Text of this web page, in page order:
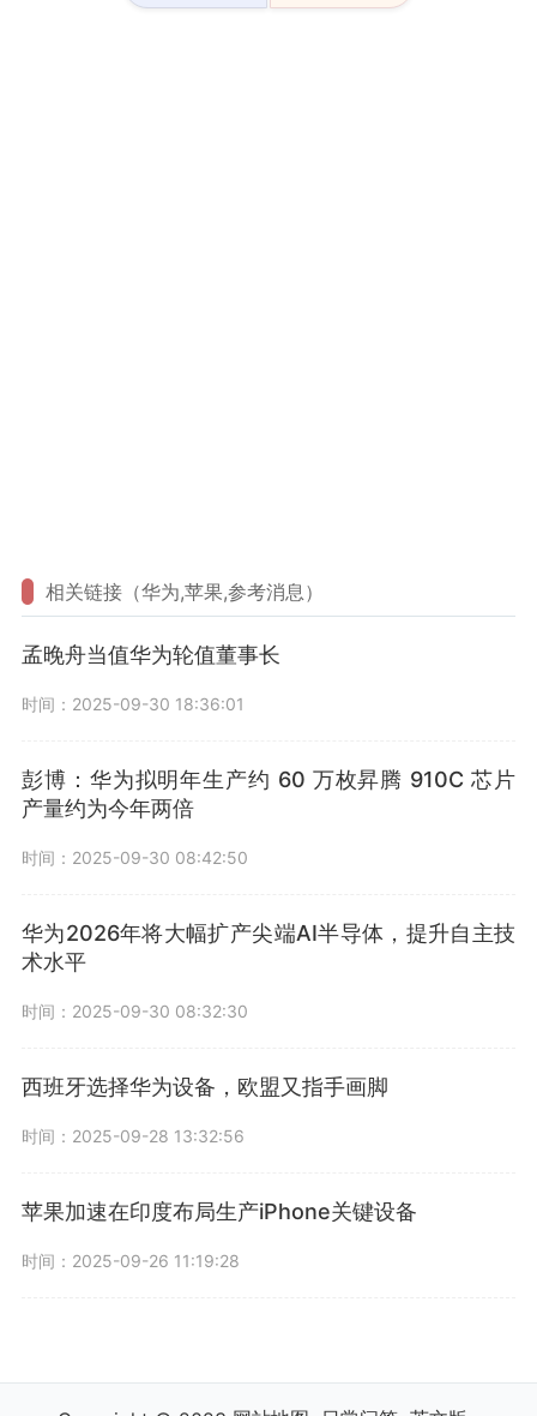
相关链接（华为,苹果,参考消息）
孟晚舟当值华为轮值董事长
时间：2025-09-30 18:36:01
彭博：华为拟明年生产约 60 万枚昇腾 910C 芯片
产量约为今年两倍
时间：2025-09-30 08:42:50
华为2026年将大幅扩产尖端AI半导体，提升自主技
术水平
时间：2025-09-30 08:32:30
西班牙选择华为设备，欧盟又指手画脚
时间：2025-09-28 13:32:56
苹果加速在印度布局生产iPhone关键设备
时间：2025-09-26 11:19:28